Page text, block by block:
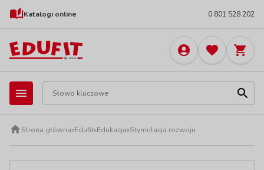
Katalogi online 0 801 528 202
Strona główna»Edufit»Edukacja»Stymulacja rozwoju